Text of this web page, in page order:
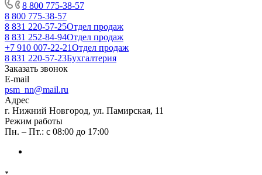
8 800 775-38-57
8 800 775-38-57
8 831 220-57-25Отдел продаж
8 831 252-84-94Отдел продаж
+7 910 007-22-21Отдел продаж
8 831 220-57-23Бухгалтерия
Заказать звонок
E-mail
psm_nn@mail.ru
Адрес
г. Нижний Новгород, ул. Памирская, 11
Режим работы
Пн. – Пт.: с 08:00 до 17:00